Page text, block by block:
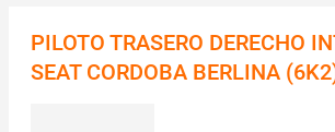
PILOTO TRASERO DERECHO
SEAT CORDOBA BERLINA